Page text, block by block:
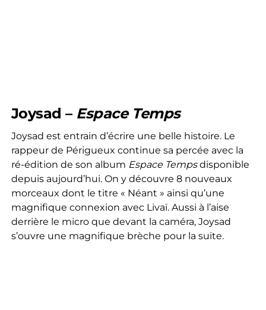
Joysad – Espace Temps
Joysad est entrain d’écrire une belle histoire. Le
rappeur de Périgueux continue sa percée avec la
ré-édition de son album Espace Tempsdisponible
depuis aujourd’hui. On y découvre 8 nouveaux
morceaux dont le titre « Néant » ainsi qu’une
magnifique connexion avec Livaï. Aussi à l’aise
derrière le micro que devant la caméra, Joysad
s’ouvre une magnifique brèche pour la suite.